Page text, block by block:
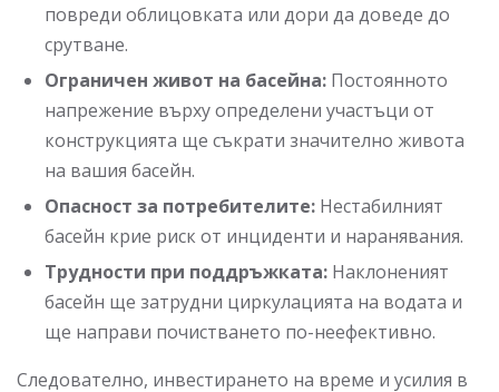
повреди облицовката или дори да доведе до
срутване.
Ограничен живот на басейна: Постоянното
напрежение върху определени участъци от
конструкцията ще съкрати значително живота
на вашия басейн.
Опасност за потребителите: Нестабилният
басейн крие риск от инциденти и наранявания.
Трудности при поддръжката: Наклоненият
басейн ще затрудни циркулацията на водата и
ще направи почистването по-неефективно.
Следователно, инвестирането на време и усилия в